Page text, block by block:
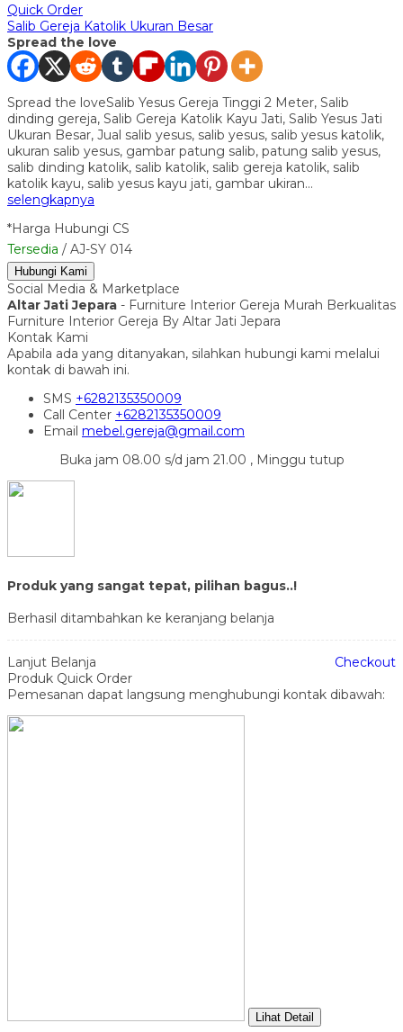
Quick Order
Salib Gereja Katolik Ukuran Besar
Spread the love
Spread the loveSalib Yesus Gereja Tinggi 2 Meter, Salib
dinding gereja, Salib Gereja Katolik Kayu Jati, Salib Yesus Jati
Ukuran Besar, Jual salib yesus, salib yesus, salib yesus katolik,
ukuran salib yesus, gambar patung salib, patung salib yesus,
salib dinding katolik, salib katolik, salib gereja katolik, salib
katolik kayu, salib yesus kayu jati, gambar ukiran…
selengkapnya
*Harga Hubungi CS
Tersedia / AJ-SY 014
Hubungi Kami
Social Media & Marketplace
Altar Jati Jepara - Furniture Interior Gereja Murah Berkualitas
Furniture Interior Gereja By Altar Jati Jepara
Kontak Kami
Apabila ada yang ditanyakan, silahkan hubungi kami melalui
kontak di bawah ini.
SMS +6282135350009
Call Center +6282135350009
Email mebel.gereja@gmail.com
Buka jam 08.00 s/d jam 21.00 , Minggu tutup
Produk yang sangat tepat, pilihan bagus..!
Berhasil ditambahkan ke keranjang belanja
Lanjut Belanja
Checkout
Produk Quick Order
Pemesanan dapat langsung menghubungi kontak dibawah:
Lihat Detail